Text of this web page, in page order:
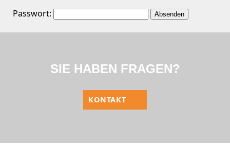
Passwort:
SIE HABEN FRAGEN?
KONTAKT